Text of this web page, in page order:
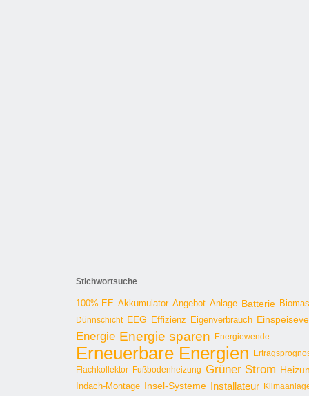
Stichwortsuche
100% EE Akkumulator Angebot Anlage Batterie
Dünnschicht EEG Effizienz Eigenverbrauch
Energie Energie sparen Energiewende
Erneuerbare Energien
Flachkollektor Fußbodenheizung Grüner Strom
Indach-Montage Insel-Systeme Installateur